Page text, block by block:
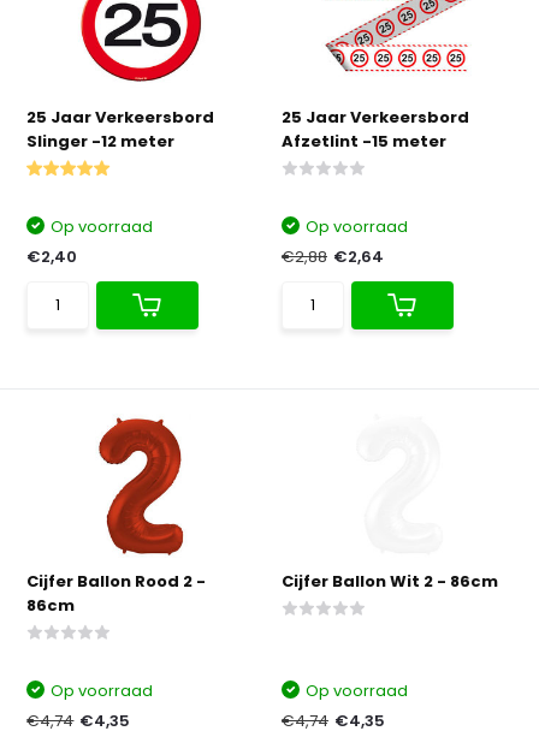
25 Jaar Verkeersbord
Slinger -12 meter
Op voorraad
€2,40
25 Jaar Verkeersbord
Afzetlint -15 meter
Op voorraad
€2,88 €2,64
Cijfer Ballon Rood 2 -
86cm
Op voorraad
€4,74 €4,35
Cijfer Ballon Wit 2 - 86cm
Op voorraad
€4,74 €4,35